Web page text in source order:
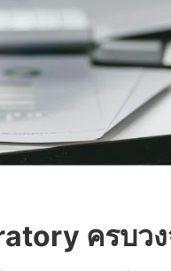
ครบวง